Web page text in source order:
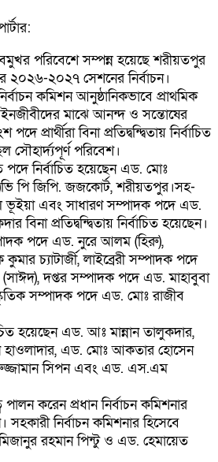
পরিবেশে সম্পন্ন হয়েছে শরীয়তপুর
২০২৬-২০২৭ সেশনের নির্বাচন।
কমিশন আনুষ্ঠানিকভাবে প্রাথমিক
মাঝে আনন্দ ও সন্তোষের
প্রার্থীরা বিনা প্রতিদ্বন্দ্বিতায় নির্বাচিত
সৌহার্দ্যপূর্ণ পরিবেশ।
নির্বাচিত হয়েছেন এড. মোঃ
পি জিপি. জজকোর্ট, শরীয়তপুর।সহ-
এবং সাধারণ সম্পাদক পদে এড.
প্রতিদ্বন্দ্বিতায় নির্বাচিত হয়েছেন।
পদে এড. নুরে আলম (হিরু),
চ্যাটার্জী, লাইব্রেরী সম্পাদক পদে
দপ্তর সম্পাদক পদে এড. মাহাবুবা
সম্পাদক পদে এড. মোঃ রাজীব
হয়েছেন এড. আঃ মান্নান তালুকদার,
এড. মোঃ আকতার হোসেন
সিপন এবং এড. এস.এম
পালন করেন প্রধান নির্বাচন কমিশনার
নির্বাচন কমিশনার হিসেবে
রহমান পিন্টু ও এড. হেমায়েত